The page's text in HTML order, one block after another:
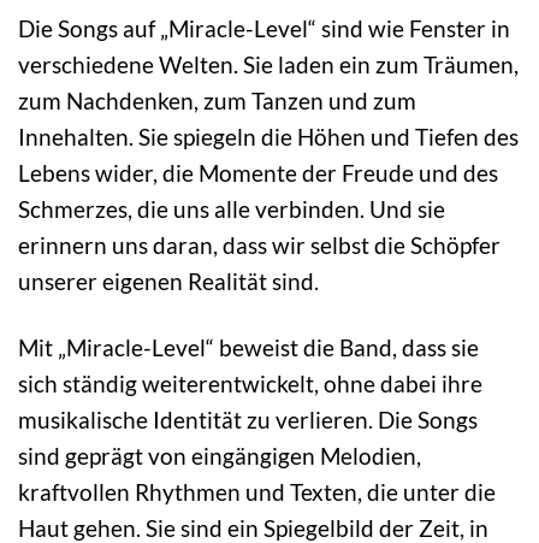
Die Songs auf „Miracle-Level“ sind wie Fenster in
verschiedene Welten. Sie laden ein zum Träumen,
zum Nachdenken, zum Tanzen und zum
Innehalten. Sie spiegeln die Höhen und Tiefen des
Lebens wider, die Momente der Freude und des
Schmerzes, die uns alle verbinden. Und sie
erinnern uns daran, dass wir selbst die Schöpfer
unserer eigenen Realität sind.
Mit „Miracle-Level“ beweist die Band, dass sie
sich ständig weiterentwickelt, ohne dabei ihre
musikalische Identität zu verlieren. Die Songs
sind geprägt von eingängigen Melodien,
kraftvollen Rhythmen und Texten, die unter die
Haut gehen. Sie sind ein Spiegelbild der Zeit, in